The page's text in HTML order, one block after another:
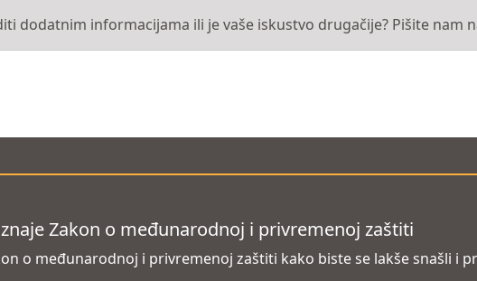
dodatnim informacijama ili je vaše iskustvo drugačije? Pišite nam
Zakon o međunarodnoj i privremenoj zaštiti
o međunarodnoj i privremenoj zaštiti kako biste se lakše snašli i